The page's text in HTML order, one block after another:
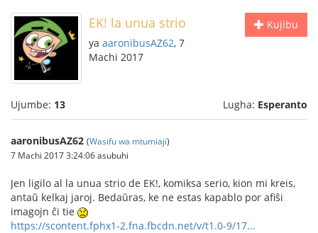
Kujibu
EK! la unua strio
ya aaronibusAZ62, 7
Machi 2017
Ujumbe: 13 Lugha: Esperanto
aaronibusAZ62 (Wasifu wa mtumiaji)
7 Machi 2017 3:24:06 asubuhi
Jen ligilo al la unua strio de EK!, komiksa serio, kion mi kreis,
antaŭ kelkaj jaroj. Bedaŭras, ke ne estas kapablo por afiŝi
imagojn ĉi tie
https://scontent.fphx1-2.fna.fbcdn.net/v/t1.0-9/17...